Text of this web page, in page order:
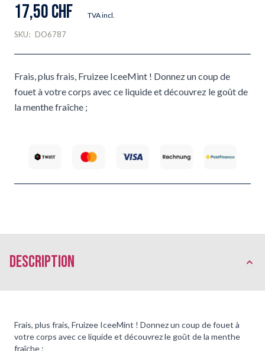
17,50 CHF TVA incl.
SKU: DO6787
Frais, plus frais, Fruizee IceeMint ! Donnez un coup de
fouet à votre corps avec ce liquide et découvrez le goût de
la menthe fraîche ;
Description
Frais, plus frais, Fruizee IceeMint ! Donnez un coup de fouet à
votre corps avec ce liquide et découvrez le goût de la menthe
fraîche ;